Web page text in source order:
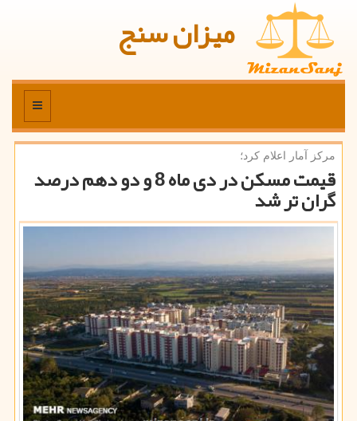
میزان سنج
منو
مركز آمار اعلام كرد؛
قیمت مسكن در دی ماه 8 و دو دهم درصد
گران تر شد